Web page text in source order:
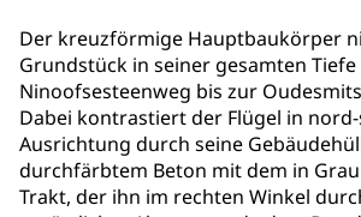
Der kreuzförmige Hauptbaukörper
Grundstück in seiner gesamten Tiefe
Ninoofsesteenweg bis zur
Dabei kontrastiert der Flügel in
Ausrichtung durch seine
durchfärbtem Beton mit dem in
Trakt, der ihn im rechten Winkel